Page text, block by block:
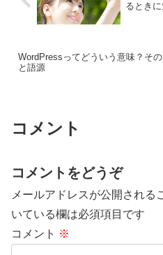
るとき
WordPressってどういう意味？そ
と語源
コメント
コメントをどうぞ
メールアドレスが公開される
いている欄は必須項目です
コメント ※